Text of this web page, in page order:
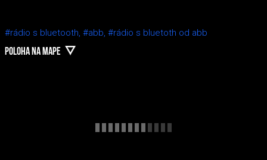
#rádio s bluetooth, #abb, #rádio s bluetoth od abb
POLOHA NA MAPE